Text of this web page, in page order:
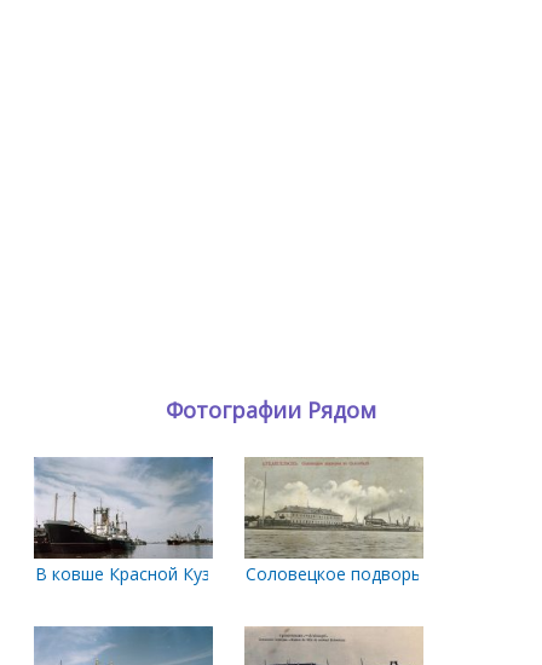
Фотографии Рядом
В ковше Красной Кузницы. 1958 годСоловецкое подворье в